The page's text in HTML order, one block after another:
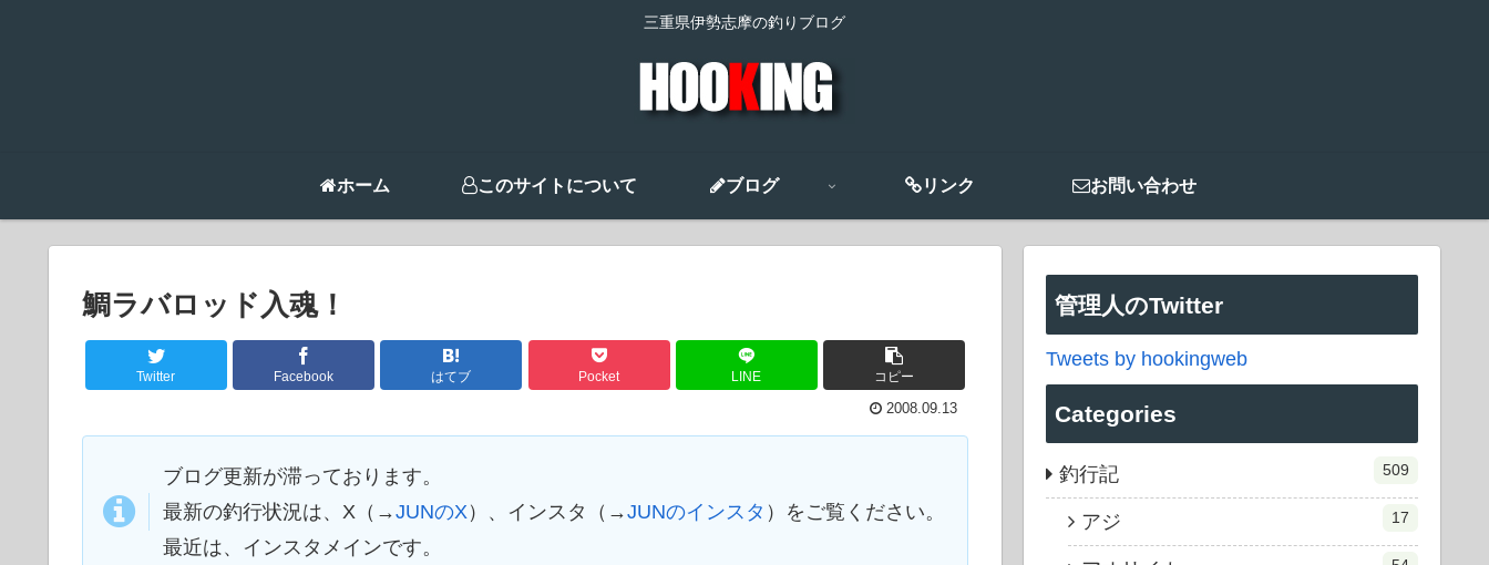
三重県伊勢志摩の釣りブログ
ホーム このサイトについて ブログ リンク お問い合わせ
鯛ラバロッド入魂！
Twitter Facebook はてブ Pocket LINE コピー
2008.09.13
ブログ更新が滞っております。
最新の釣行状況は、X（→JUNのX ）、インスタ（→JUNのインスタ ）をご覧ください。
最近は、インスタメインです。
管理人のTwitter
Tweets by hookingweb
Categories
釣行記 509
アジ 17